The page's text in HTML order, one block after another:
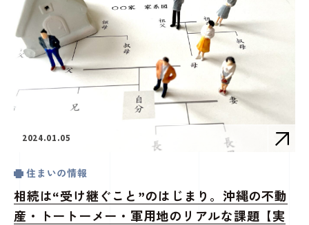
2024.01.05
住まいの情報
相続は“受け継ぐこと”のはじまり。沖縄の不動
産・トートーメー・軍用地のリアルな課題【実